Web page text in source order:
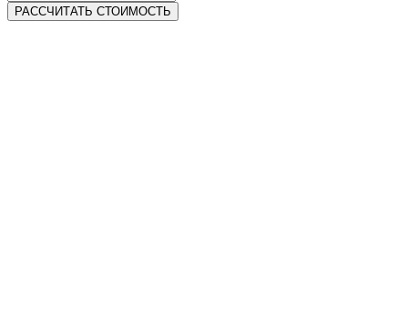
РАССЧИТАТЬ СТОИМОСТЬ